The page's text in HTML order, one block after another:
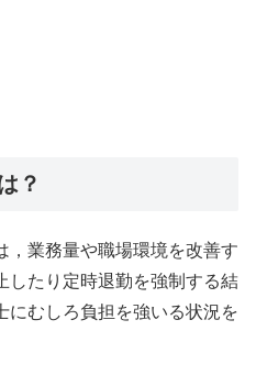
？
，業務量や職場環境を改善す
したり定時退勤を強制する結
にむしろ負担を強いる状況を